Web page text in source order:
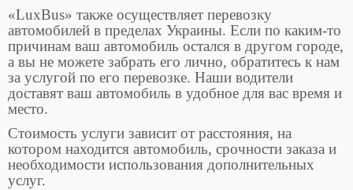
«LuxBus» также осуществляет перевозку
автомобилей в пределах Украины. Если по каким-то
причинам ваш автомобиль остался в другом городе,
а вы не можете забрать его лично, обратитесь к нам
за услугой по его перевозке. Наши водители
доставят ваш автомобиль в удобное для вас время и
место.
Стоимость услуги зависит от расстояния, на
котором находится автомобиль, срочности заказа и
необходимости использования дополнительных
услуг.